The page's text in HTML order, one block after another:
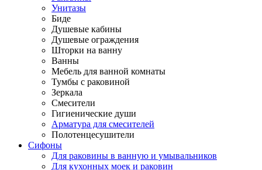
Унитазы
Биде
Душевые кабины
Душевые ограждения
Шторки на ванну
Ванны
Мебель для ванной комнаты
Тумбы с раковиной
Зеркала
Смесители
Гигиенические души
Арматура для смесителей
Полотенцесушители
Сифоны
Для раковины в ванную и умывальников
Для кухонных моек и раковин